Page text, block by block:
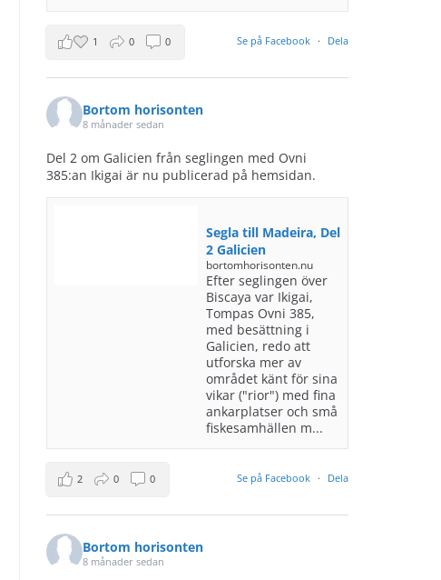
Se på Facebook · Dela
1 0 0
Bortom horisonten
8 månader sedan
Del 2 om Galicien från seglingen med Ovni
385:an Ikigai är nu publicerad på hemsidan.
Segla till Madeira, Del
2 Galicien
bortomhorisonten.nu
Efter seglingen över
Biscaya var Ikigai,
Tompas Ovni 385,
med besättning i
Galicien, redo att
utforska mer av
området känt för sina
vikar ("rior") med fina
ankarplatser och små
fiskesamhällen m...
Se på Facebook · Dela
2 0 0
Bortom horisonten
8 månader sedan